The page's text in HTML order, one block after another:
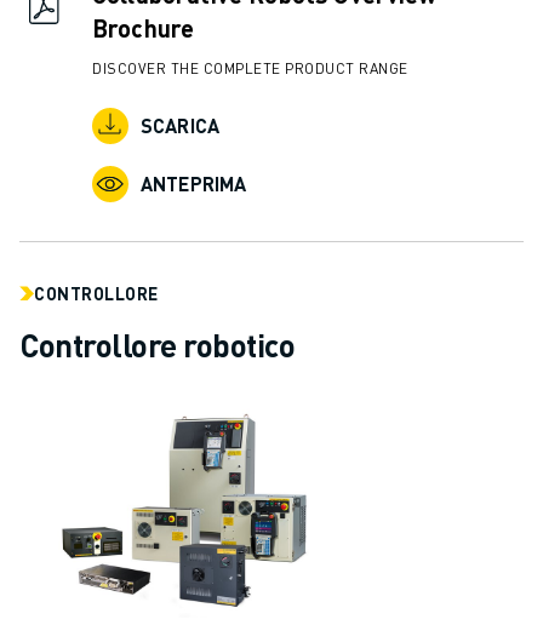
Brochure
DISCOVER THE COMPLETE PRODUCT RANGE
SCARICA
ANTEPRIMA
CONTROLLORE
Controllore robotico